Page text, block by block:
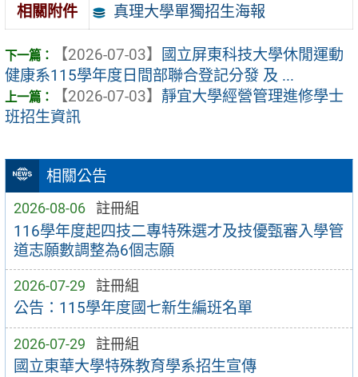
相關公告
2026-08-06 註冊組
116學年度起四技二專特殊選才及技優甄審入學管
道志願數調整為6個志願
2026-07-29 註冊組
公告：115學年度國七新生編班名單
2026-07-29 註冊組
國立東華大學特殊教育學系招生宣傳
相關附件
真理大學單獨招生海報
【2026-07-03】
國立屏東科技大學休閒運動
健康系115學年度日間部聯合登記分發 及 ...
【2026-07-03】 靜宜大學經營管理進修學士
班招生資訊